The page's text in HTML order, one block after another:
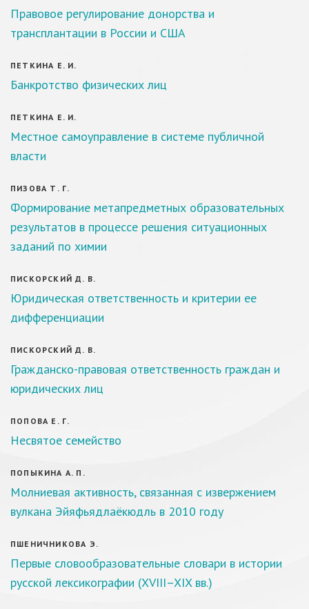
Правовое регулирование донорства и
трансплантации в России и США
ПЕТКИНА Е. И.
Банкротство физических лиц
ПЕТКИНА Е. И.
Местное самоуправление в системе публичной
власти
ПИЗОВА Т. Г.
Формирование метапредметных образовательных
результатов в процессе решения ситуационных
заданий по химии
ПИСКОРСКИЙ Д. В.
Юридическая ответственность и критерии ее
дифференциации
ПИСКОРСКИЙ Д. В.
Гражданско-правовая ответственность граждан и
юридических лиц
ПОПОВА Е. Г.
Несвятое семейство
ПОПЫКИНА А. П.
Молниевая активность, связанная с извержением
вулкана Эйяфьядлаёкюдль в 2010 году
ПШЕНИЧНИКОВА Э.
Первые словообразовательные словари в истории
русской лексикографии (XVIII–XIX вв.)